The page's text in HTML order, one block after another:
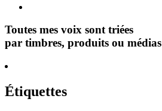
Toutes mes voix sont triées
par timbres, produits ou médias
Étiquettes